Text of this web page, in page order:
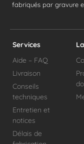
fabriqués par gravure
Services
Aide – FAQ
Livraison
Conseils
techniques
Entretien et
notices
Délais de